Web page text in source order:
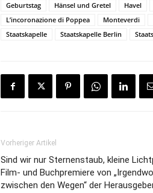
Geburtstag
Hänsel und Gretel Havel
L’incoronazione di Poppea
Monteverdi
Staatskapelle
Staatskapelle Berlin
Vorheriger Artikel
Sind wir nur Sternenstaub, kleine
Film- und Buchpremiere von
zwischen den Wegen“ der